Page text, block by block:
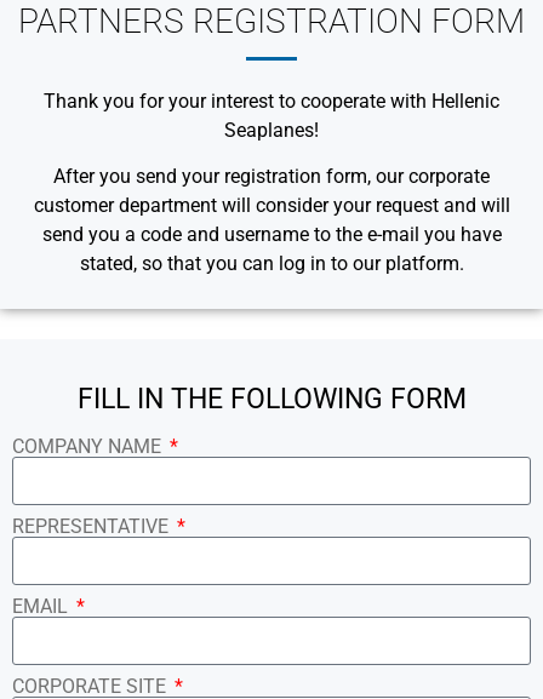
PARTNERS REGISTRATION FORM
Thank you for your interest to cooperate with Hellenic
Seaplanes!
After you send your registration form, our corporate
customer department will consider your request and will
send you a code and username to the e-mail you have
stated, so that you can log in to our platform.
FILL IN THE FOLLOWING FORM
COMPANY NAME
REPRESENTATIVE
EMAIL
CORPORATE SITE